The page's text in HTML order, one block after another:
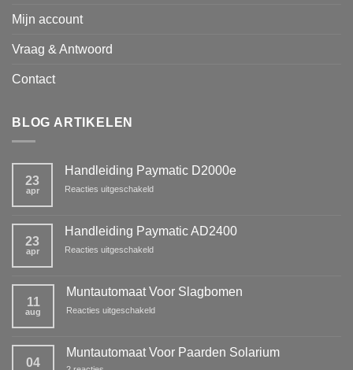
Mijn account
Vraag & Antwoord
Contact
BLOG ARTIKELEN
23
apr
Handleiding Paymatic D2000e
Reacties uitgeschakeldvoor
D2000e
23
apr
Handleiding Paymatic AD2400
Reacties uitgeschakeldvoor
AD2400
11
aug
Muntautomaat Voor Slagbomen
Reacties uitgeschakeldvoor
Slagbomen
04
Muntautomaat Voor Paarden Solarium